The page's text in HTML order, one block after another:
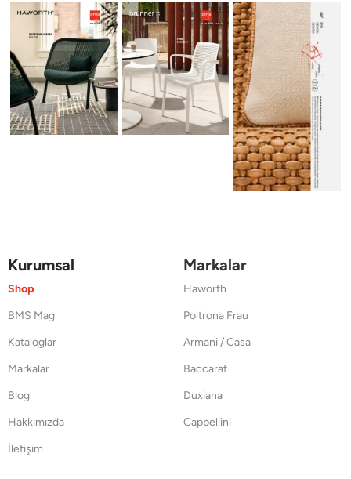
Kurumsal
Shop
BMS Mag
Kataloglar
Markalar
Blog
Hakkımızda
İletişim
Markalar
Haworth
Poltrona Frau
Armani / Casa
Baccarat
Duxiana
Cappellini